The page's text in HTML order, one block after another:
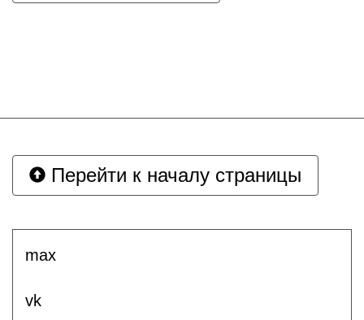
Перейти к началу страницы
max
vk